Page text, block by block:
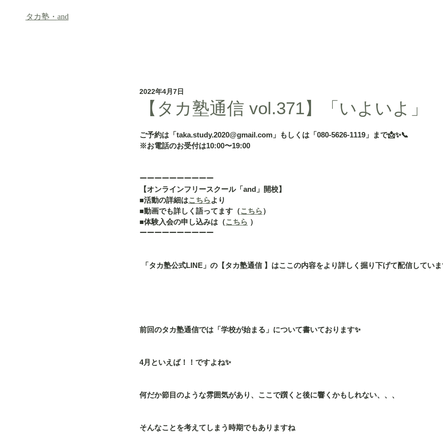
タカ塾・ and
【タカ塾通信 vol.371】「いよいよ」
2022年4月7日
ご予約は「taka.study.2020@gmail.com」もしくは「080-5626-1119」まで📩✨📞
※お電話のお受付は10:00〜19:00
ーーーーーーーーーー
【オンラインフリースクール「and」開校】
■活動の詳細はこちらより
■動画でも詳しく語ってます（こちら）
■体験入会の申し込みは（こちら ）
ーーーーーーーーーー
「タカ塾公式LINE」の【タカ塾通信 】はここの内容をより詳しく掘り下げて配信していま
前回のタカ塾通信では「学校が始まる」について書いております✨
4月といえば！！ですよね✨
何だか節目のような雰囲気があり、ここで躓くと後に響くかもしれない、、、
そんなことを考えてしまう時期でもありますね